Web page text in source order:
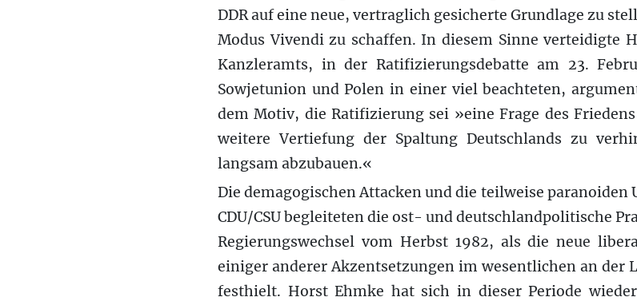
DDR auf eine neue, vertraglich gesicherte Grundlage zu
Modus Vivendi zu schaffen. In diesem Sinne verteidigte
Kanzleramts, in der Ratifizierungsdebatte am 23.
Sowjetunion und Polen in einer viel beachteten,
dem Motiv, die Ratifizierung sei »eine Frage des
weitere Vertiefung der Spaltung Deutschlands zu
langsam abzubauen.«
Die demagogischen Attacken und die teilweise paranoiden
CDU/CSU begleiteten die ost- und deutschlandpolitische
Regierungswechsel vom Herbst 1982, als die neue
einiger anderer Akzentsetzungen im wesentlichen an der
festhielt. Horst Ehmke hat sich in dieser Periode